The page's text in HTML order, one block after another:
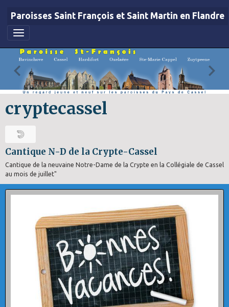
Paroisses Saint François et Saint Martin en Flandre
cryptecassel
Cantique N-D de la Crypte-Cassel
Cantique de la neuvaine Notre-Dame de la Crypte en la Collégiale de Cassel
au mois de juillet"